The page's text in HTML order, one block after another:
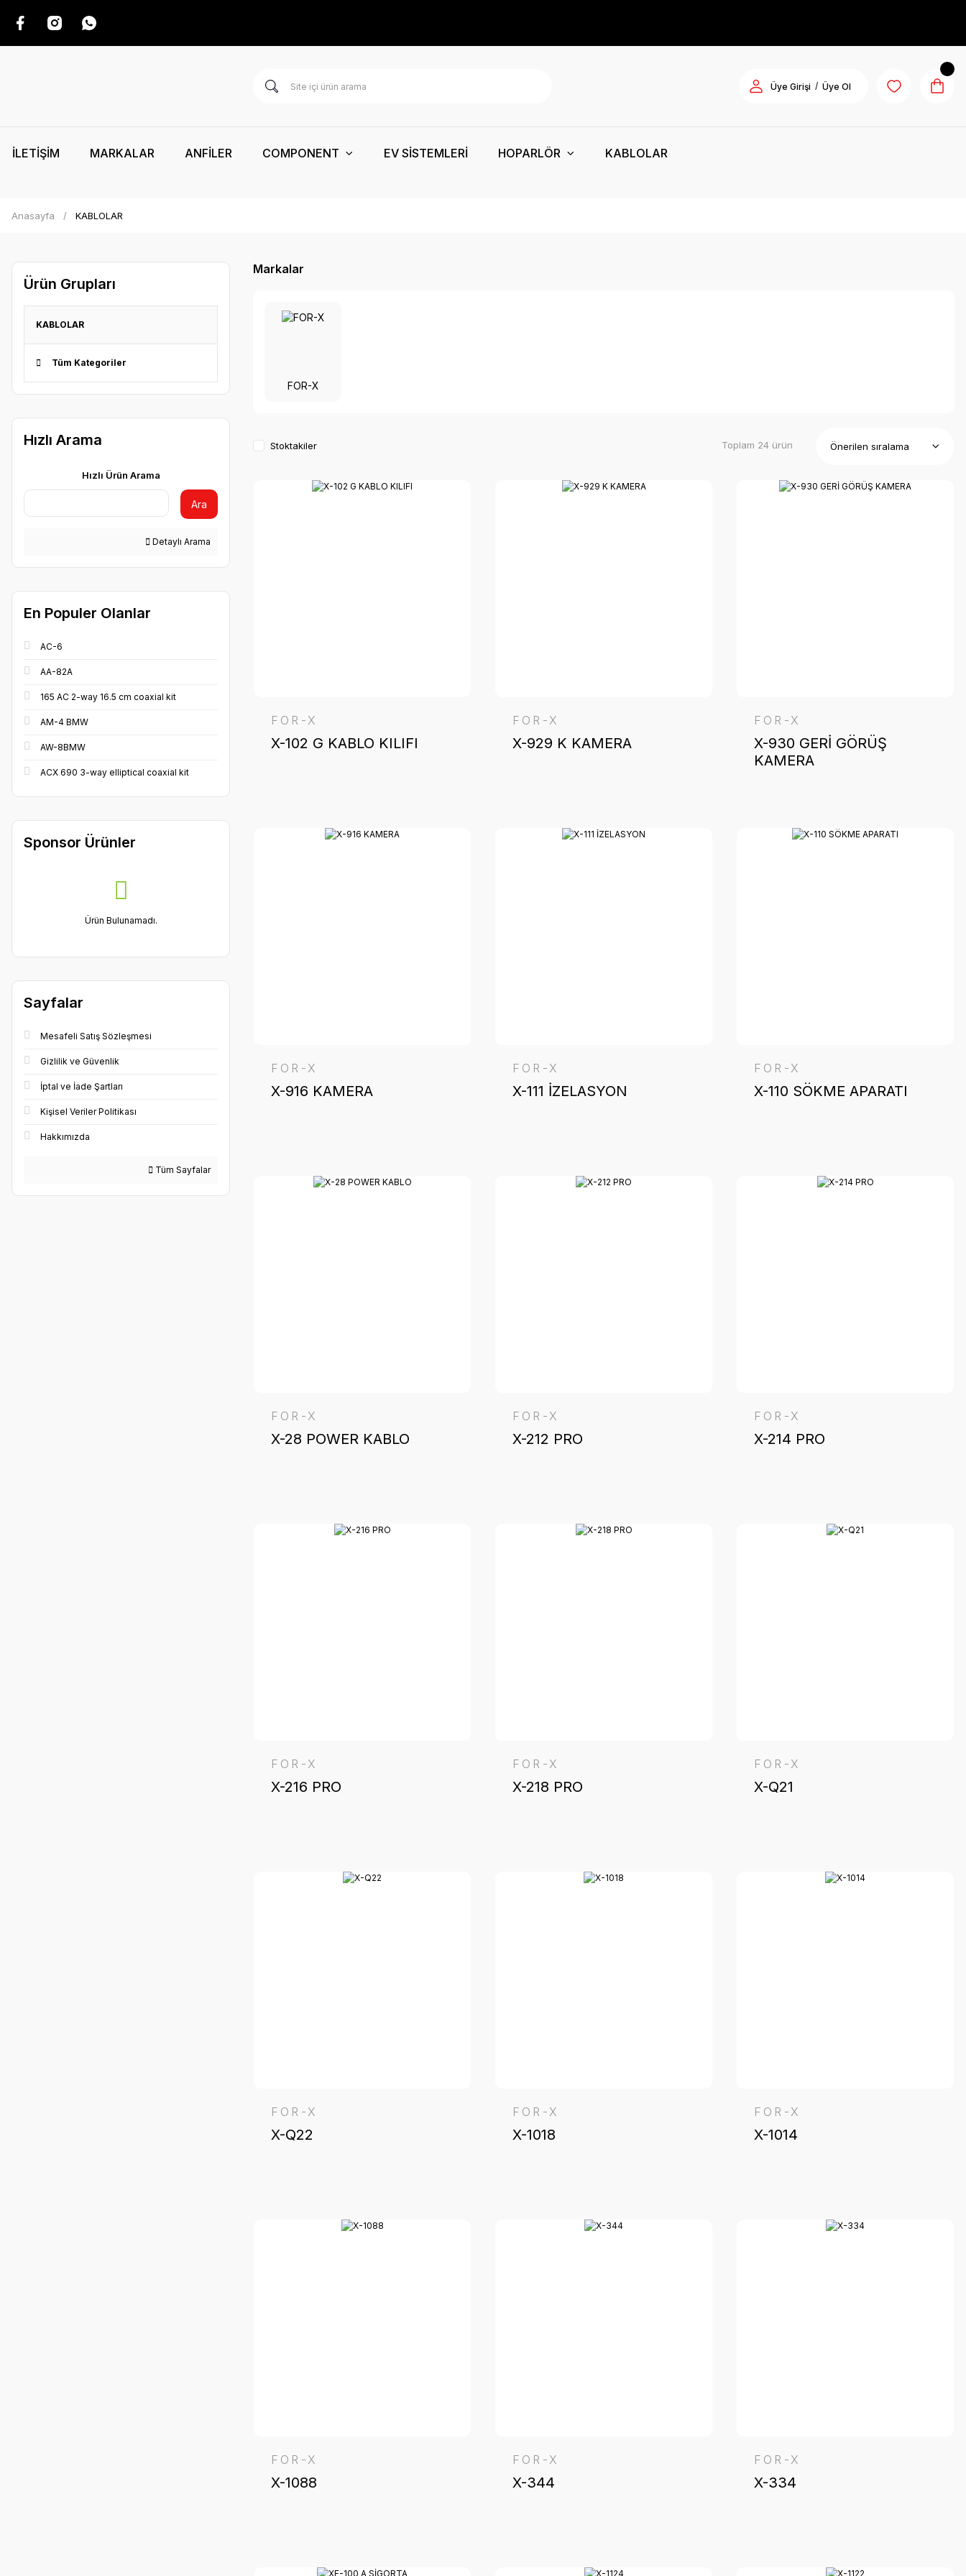
Üye Girişi / Üye Ol
İLETİŞİM MARKALAR ANFİLER COMPONENT EV SİSTEMLERİ HOPARLÖR KABLOLAR
Anasayfa KABLOLAR
Ürün Grupları
KABLOLAR
Tüm Kategoriler
Hızlı Arama
Hızlı Ürün Arama
Ara
Detaylı Arama
En Populer Olanlar
AC-6
AA-82A
165 AC 2-way 16.5 cm coaxial kit
AM-4 BMW
AW-8BMW
ACX 690 3-way elliptical coaxial kit
Sponsor Ürünler
Ürün Bulunamadı.
Sayfalar
Mesafeli Satış Sözleşmesi
Gizlilik ve Güvenlik
İptal ve İade Şartları
Kişisel Veriler Politikası
Hakkımızda
Tüm Sayfalar
Markalar
FOR-X
Stoktakiler Toplam 24 ürün
FOR-X
X-102 G KABLO KILIFI
FOR-X
X-929 K KAMERA
FOR-X
X-930 GERİ GÖRÜŞ
KAMERA
FOR-X
X-916 KAMERA
FOR-X
X-111 İZELASYON
FOR-X
X-110 SÖKME APARATI
FOR-X
X-28 POWER KABLO
FOR-X
X-212 PRO
FOR-X
X-214 PRO
FOR-X
X-216 PRO
FOR-X
X-218 PRO
FOR-X
X-Q21
FOR-X
X-Q22
FOR-X
X-1018
FOR-X
X-1014
FOR-X
X-1088
FOR-X
X-344
FOR-X
X-334